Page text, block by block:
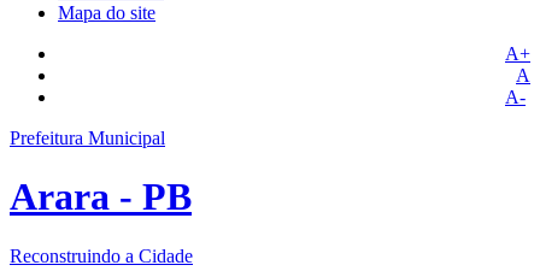
Mapa do site
A+
A
A-
Prefeitura Municipal
Arara - PB
Reconstruindo a Cidade